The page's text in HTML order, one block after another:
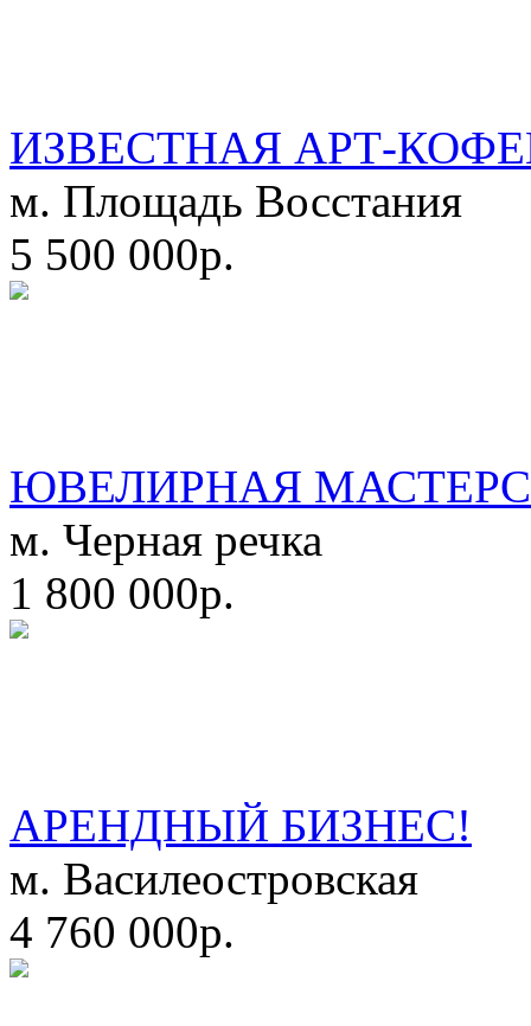
ИЗВЕСТНАЯ АРТ-
м. Площадь Восстания
5 500 000р.
ЮВЕЛИРНАЯ
м. Черная речка
1 800 000р.
АРЕНДНЫЙ БИЗНЕС!
м. Василеостровская
4 760 000р.